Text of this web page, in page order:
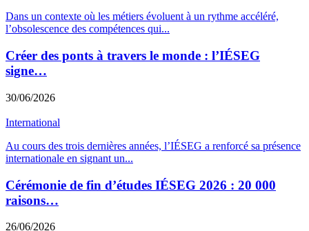
Dans un contexte où les métiers évoluent à un rythme accéléré,
l’obsolescence des compétences qui...
Créer des ponts à travers le monde : l’IÉSEG
signe…
30/06/2026
International
Au cours des trois dernières années, l’IÉSEG a renforcé sa présence
internationale en signant un...
Cérémonie de fin d’études IÉSEG 2026 : 20 000
raisons…
26/06/2026